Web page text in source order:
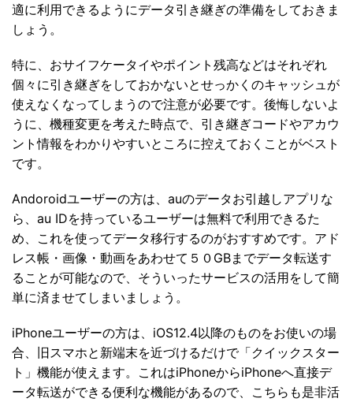
適に利用できるようにデータ引き継ぎの準備をしておきま
しょう。
特に、おサイフケータイやポイント残高などはそれぞれ
個々に引き継ぎをしておかないとせっかくのキャッシュが
使えなくなってしまうので注意が必要です。後悔しないよ
うに、機種変更を考えた時点で、引き継ぎコードやアカウ
ント情報をわかりやすいところに控えておくことがベスト
です。
Andoroidユーザーの方は、auのデータお引越しアプリな
ら、au IDを持っているユーザーは無料で利用できるた
め、これを使ってデータ移行するのがおすすめです。アド
レス帳・画像・動画をあわせて５０GBまでデータ転送す
ることが可能なので、そういったサービスの活用をして簡
単に済ませてしまいましょう。
iPhoneユーザーの方は、iOS12.4以降のものをお使いの場
合、旧スマホと新端末を近づけるだけで「クイックスター
ト」機能が使えます。これはiPhoneからiPhoneへ直接デ
ータ転送ができる便利な機能があるので、こちらも是非活